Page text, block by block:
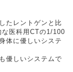
たレントゲンと比
医科用CTの1/100
体に優しいシステ
優しいシステムで